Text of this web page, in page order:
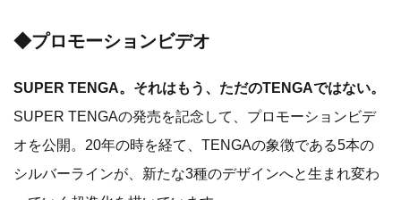
◆プロモーションビデオ
SUPER TENGA。それはもう、ただのTENGAではない。
SUPER TENGAの発売を記念して、プロモーションビデ
オを公開。20年の時を経て、TENGAの象徴である5本の
シルバーラインが、新たな3種のデザインへと生まれ変わ